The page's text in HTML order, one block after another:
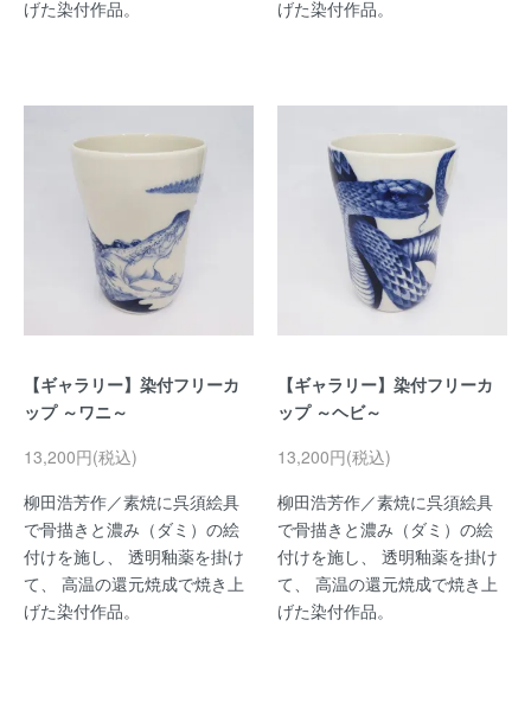
げた染付作品。 げた染付作品。
【ギャラリー】染付フリーカ
ップ ～ワニ～
13,200円(税込)
柳田浩芳作／素焼に呉須絵具
で骨描きと濃み（ダミ）の絵
付けを施し、 透明釉薬を掛け
て、 高温の還元焼成で焼き上
げた染付作品。
【ギャラリー】染付フリーカ
ップ ～ヘビ～
13,200円(税込)
柳田浩芳作／素焼に呉須絵具
で骨描きと濃み（ダミ）の絵
付けを施し、 透明釉薬を掛け
て、 高温の還元焼成で焼き上
げた染付作品。